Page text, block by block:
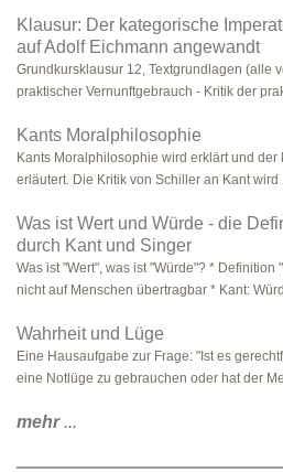
Klausur: Der kategorische
auf Adolf Eichmann angewandt
Grundkursklausur 12, Textgrundlagen (alle
praktischer Vernunftgebrauch - Kritik der
Kants Moralphilosophie
Kants Moralphilosophie wird erklärt und der
erläutert. Die Kritik von Schiller an Kant wird
Was ist Wert und Würde - die
durch Kant und Singer
Was ist "Wert", was ist "Würde"? * Definition
nicht auf Menschen übertragbar * Kant:
Wahrheit und Lüge
Eine Hausaufgabe zur Frage: "Ist es
eine Notlüge zu gebrauchen oder hat der
mehr...